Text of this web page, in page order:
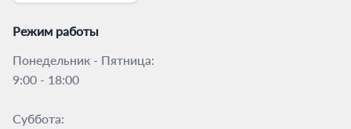
Режим работы
Понедельник - Пятница:
9:00 - 18:00
Суббота: